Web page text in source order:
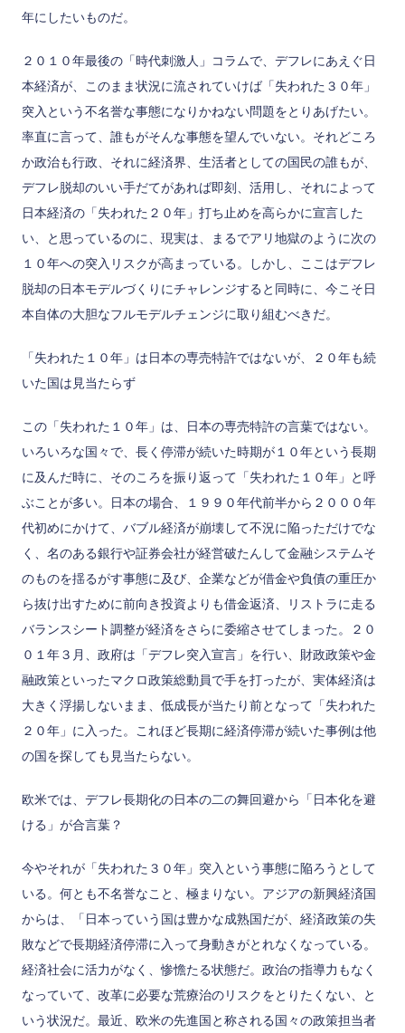
年にしたいものだ。
２０１０年最後の「時代刺激人」コラムで、デフレにあえぐ日
本経済が、このまま状況に流されていけば「失われた３０年」
突入という不名誉な事態になりかねない問題をとりあげたい。
率直に言って、誰もがそんな事態を望んでいない。それどころ
か政治も行政、それに経済界、生活者としての国民の誰もが、
デフレ脱却のいい手だてがあれば即刻、活用し、それによって
日本経済の「失われた２０年」打ち止めを高らかに宣言した
い、と思っているのに、現実は、まるでアリ地獄のように次の
１０年への突入リスクが高まっている。しかし、ここはデフレ
脱却の日本モデルづくりにチャレンジすると同時に、今こそ日
本自体の大胆なフルモデルチェンジに取り組むべきだ。
「失われた１０年」は日本の専売特許ではないが、２０年も続
いた国は見当たらず
この「失われた１０年」は、日本の専売特許の言葉ではない。
いろいろな国々で、長く停滞が続いた時期が１０年という長期
に及んだ時に、そのころを振り返って「失われた１０年」と呼
ぶことが多い。日本の場合、１９９０年代前半から２０００年
代初めにかけて、バブル経済が崩壊して不況に陥っただけでな
く、名のある銀行や証券会社が経営破たんして金融システムそ
のものを揺るがす事態に及び、企業などが借金や負債の重圧か
ら抜け出すために前向き投資よりも借金返済、リストラに走る
バランスシート調整が経済をさらに委縮させてしまった。２０
０１年３月、政府は「デフレ突入宣言」を行い、財政政策や金
融政策といったマクロ政策総動員で手を打ったが、実体経済は
大きく浮揚しないまま、低成長が当たり前となって「失われた
２０年」に入った。これほど長期に経済停滞が続いた事例は他
の国を探しても見当たらない。
欧米では、デフレ長期化の日本の二の舞回避から「日本化を避
ける」が合言葉？
今やそれが「失われた３０年」突入という事態に陥ろうとして
いる。何とも不名誉なこと、極まりない。アジアの新興経済国
からは、「日本っていう国は豊かな成熟国だが、経済政策の失
敗などで長期経済停滞に入って身動きがとれなくなっている。
経済社会に活力がなく、惨憺たる状態だ。政治の指導力もなく
なっていて、改革に必要な荒療治のリスクをとりたくない、と
いう状況だ。最近、欧米の先進国と称される国々の政策担当者